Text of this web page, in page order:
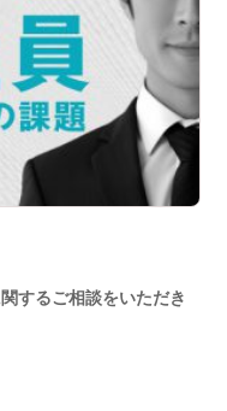
するご相談をいただき